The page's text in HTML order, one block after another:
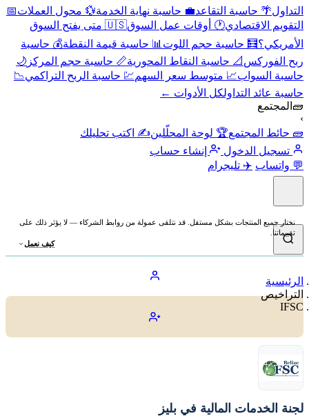
التداول🌴 حاسبة التقاعد💼 حاسبة نهاية الخدمة💱 محول العملات📅
التقويم الاقتصادي🕐 أوقات عمل السوق
🇺🇸 متى يفتح السوق
الأمريكي؟🧮 حاسبة حجم اللوت 📊 حاسبة قيمة النقطة💰 حاسبة
ربح الفوركس 📐 حاسبة النقاط المحورية📏 حاسبة حجم المركز 🌙
حاسبة السواب📈 متوسط سعر السهم💹 حاسبة الربح التراكمي📉
حاسبة عائد التداولكل الأدوات ←
🧱 المجتمع
›
🧱 حائط المجتمع🏆 لوحة المحلّلين✍️ اكتب تحليلك
تسجيل الدخول
إنشاء حساب
💬 واتساب ✈️ تليجرام
نختار جميع المنتجات بشكل مستقل. قد نتلقى عمولة من روابط الشركاء — لا يؤثر ذلك على
تقييماتنا.
كيف نعمل
الرئيسية
التراخيص
IFSC
لجنة الخدمات المالية في بليز